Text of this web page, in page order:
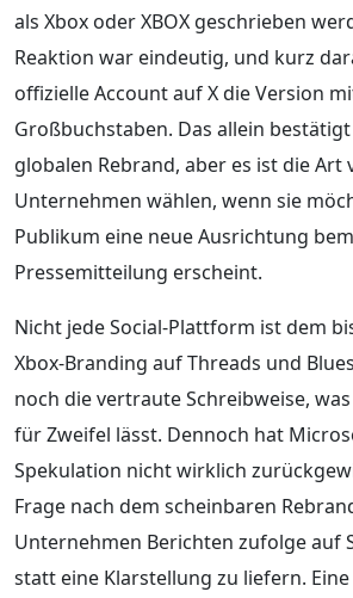
als Xbox oder XBOX geschrieben
Reaktion war eindeutig, und kurz
offizielle Account auf X die Version
Großbuchstaben. Das allein
globalen Rebrand, aber es ist die Art
Unternehmen wählen, wenn sie
Publikum eine neue Ausrichtung
Pressemitteilung erscheint.
Nicht jede Social-Plattform ist dem
Xbox-Branding auf Threads und
noch die vertraute Schreibweise,
für Zweifel lässt. Dennoch hat
Spekulation nicht wirklich
Frage nach dem scheinbaren
Unternehmen Berichten zufolge auf
statt eine Klarstellung zu liefern.